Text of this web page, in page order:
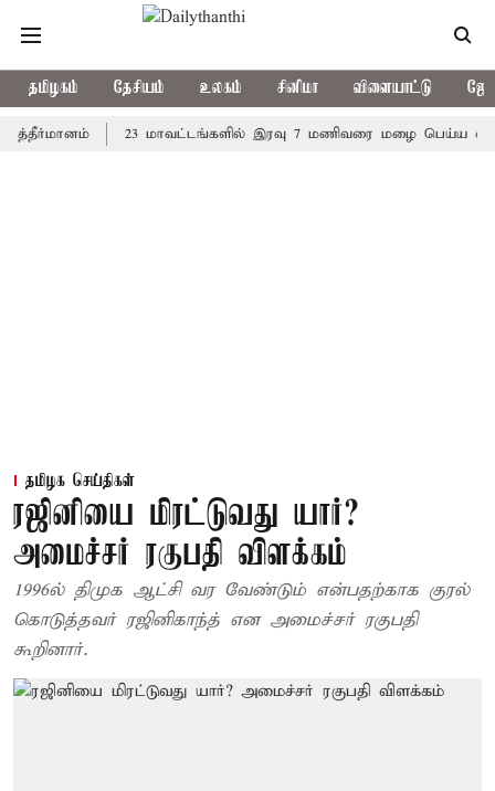
தமிழகம் தேசியம் உலகம் சினிமா விளையாட்டு
23 மாவட்டங்களில் இரவு 7 மணிவரை மழை பெய்ய வாய்ப்பு
தமிழக செய்திகள்
ரஜினியை மிரட்டுவது யார்?
அமைச்சர் ரகுபதி விளக்கம்
1996ல் திமுக ஆட்சி வர வேண்டும் என்பதற்காக குரல்
கொடுத்தவர் ரஜினிகாந்த் என அமைச்சர் ரகுபதி
கூறினார்.